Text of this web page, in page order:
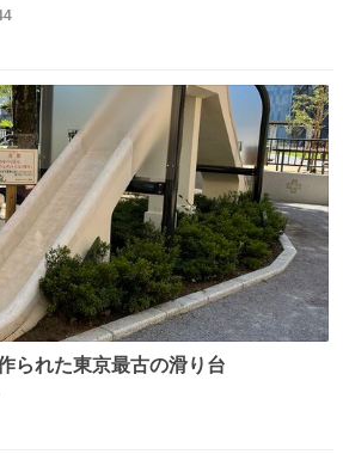
も処分して欲しくない食器棚と机の
祖母が当初一
、この家具達をとても大切にしてお
られた東京最古の滑り台